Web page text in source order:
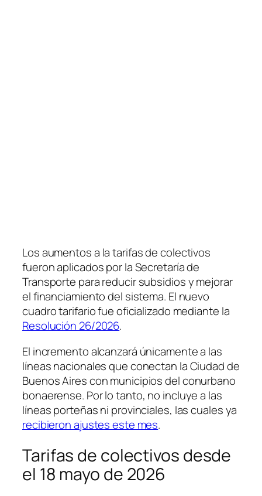
Los aumentos a la tarifas de colectivos
fueron aplicados por la Secretaría de
Transporte para reducir subsidios y mejorar
el financiamiento del sistema. El nuevo
cuadro tarifario fue oficializado mediante la
Resolución 26/2026.
El incremento alcanzará únicamente a las
líneas nacionales que conectan la Ciudad de
Buenos Aires con municipios del conurbano
bonaerense. Por lo tanto, no incluye a las
líneas porteñas ni provinciales, las cuales ya
recibieron ajustes este mes.
Tarifas de colectivos desde
el 18 mayo de 2026